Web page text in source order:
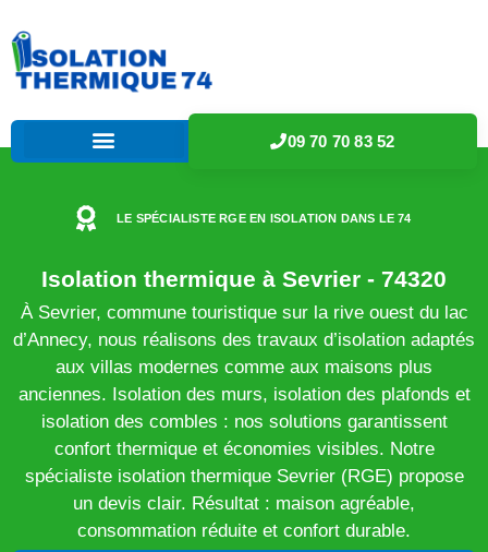
09 70 70 83 52
LE SPÉCIALISTE RGE EN ISOLATION DANS LE 74
Isolation thermique à Sevrier - 74320
À Sevrier, commune touristique sur la rive ouest du lac
d’Annecy, nous réalisons des travaux d’isolation adaptés
aux villas modernes comme aux maisons plus
anciennes. Isolation des murs, isolation des plafonds et
isolation des combles : nos solutions garantissent
confort thermique et économies visibles. Notre
spécialiste isolation thermique Sevrier (RGE) propose
un devis clair. Résultat : maison agréable,
consommation réduite et confort durable.